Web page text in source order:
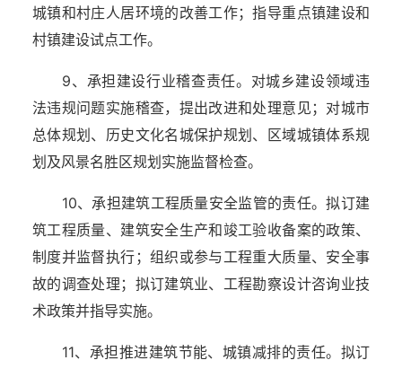
城镇和村庄人居环境的改善工作；指导重点镇建设和
村镇建设试点工作。
9、承担建设行业稽查责任。对城乡建设领域违
法违规问题实施稽查，提出改进和处理意见；对城市
总体规划、历史文化名城保护规划、区域城镇体系规
划及风景名胜区规划实施监督检查。
10、承担建筑工程质量安全监管的责任。拟订建
筑工程质量、建筑安全生产和竣工验收备案的政策、
制度并监督执行；组织或参与工程重大质量、安全事
故的调查处理；拟订建筑业、工程勘察设计咨询业技
术政策并指导实施。
11、承担推进建筑节能、城镇减排的责任。拟订